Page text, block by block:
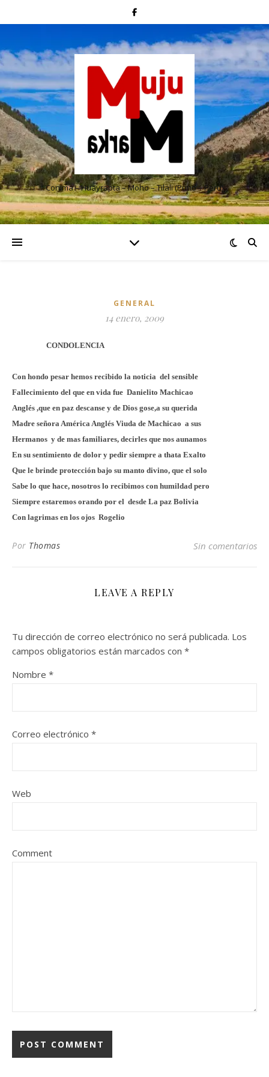
Conima – Huayrapta – Moho – Tilali (Puno – Perú)
GENERAL
14 enero, 2009
CONDOLENCIA
Con hondo pesar hemos recibido la noticia del sensible
Fallecimiento del que en vida fue Danielito Machicao
Anglés ,que en paz descanse y de Dios gose,a su querida
Madre señora América Anglés Viuda de Machicao a sus
Hermanos y de mas familiares, decirles que nos aunamos
En su sentimiento de dolor y pedir siempre a thata Exalto
Que le brinde protección bajo su manto divino, que el solo
Sabe lo que hace, nosotros lo recibimos con humildad pero
Siempre estaremos orando por el desde La paz Bolivia
Con lagrimas en los ojos Rogelio
Por Thomas Sin comentarios
LEAVE A REPLY
Tu dirección de correo electrónico no será publicada. Los
campos obligatorios están marcados con *
Nombre *
Correo electrónico *
Web
Comment